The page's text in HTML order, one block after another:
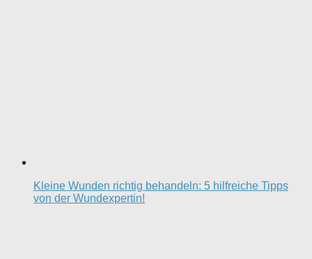
Kleine Wunden richtig behandeln: 5 hilfreiche Tipps
von der Wundexpertin!